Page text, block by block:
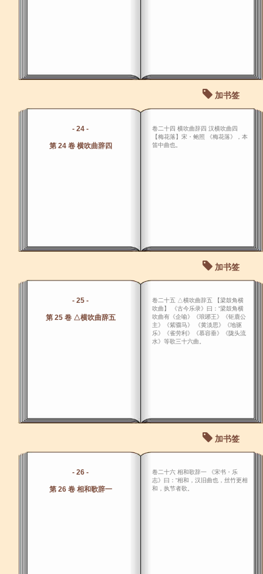
加书签
- 24 -
第 24 卷 横吹曲辞四
卷二十四 横吹曲辞四 汉横吹曲四
【梅花落】宋・鲍照 《梅花落》，本
笛中曲也。
加书签
- 25 -
第 25 卷 △横吹曲辞五
卷二十五 △横吹曲辞五 【梁鼓角横
吹曲】 《古今乐录》曰：“梁鼓角横
吹曲有《企喻》《琅琊王》《钜鹿公
主》《紫骝马》 《黄淡思》《地驱
乐》《雀劳利》《慕容垂》《陇头流
水》等歌三十六曲。
加书签
- 26 -
第 26 卷 相和歌辞一
卷二十六 相和歌辞一 《宋书・乐
志》曰：“相和，汉旧曲也，丝竹更相
和，执节者歌。